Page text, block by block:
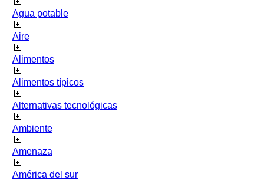
Agua potable
Aire
Alimentos
Alimentos típicos
Alternativas tecnológicas
Ambiente
Amenaza
América del sur